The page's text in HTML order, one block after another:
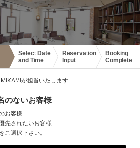
Select Date
and Time
Reservation
Input
Booking
Complete
が担当いたします
のないお客様
お客様
先されたいお客様
ご選択下さい。